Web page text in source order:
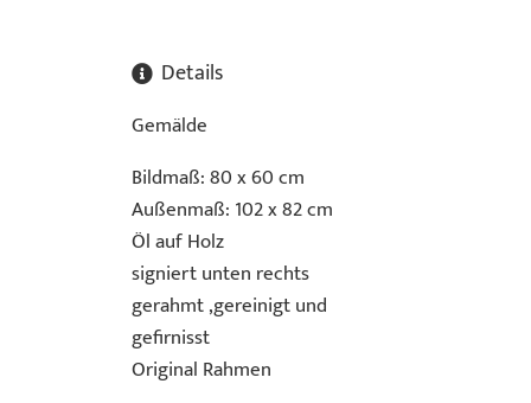
Details
Gemälde
Bildmaß: 80 x 60 cm
Außenmaß: 102 x 82 cm
Öl auf Holz
signiert unten rechts
gerahmt ,gereinigt und
gefirnisst
Original Rahmen